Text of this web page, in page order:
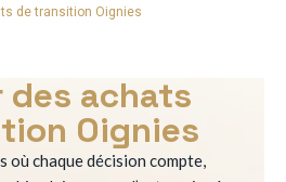
de transition Oignies
des achats
Oignies
où chaque décision compte,